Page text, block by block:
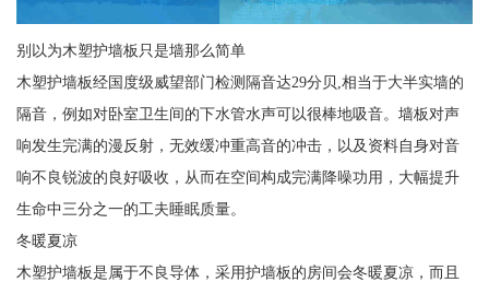
别以为木塑护墙板只是墙那么简单
木塑护墙板经国度级威望部门检测隔音达29分贝,相当于大半实墙的
隔音，例如对卧室卫生间的下水管水声可以很棒地吸音。墙板对声
响发生完满的漫反射，无效缓冲重高音的冲击，以及资料自身对音
响不良锐波的良好吸收，从而在空间构成完满降噪功用，大幅提升
生命中三分之一的工夫睡眠质量。
冬暖夏凉
木塑护墙板是属于不良导体，采用护墙板的房间会冬暖夏凉，而且